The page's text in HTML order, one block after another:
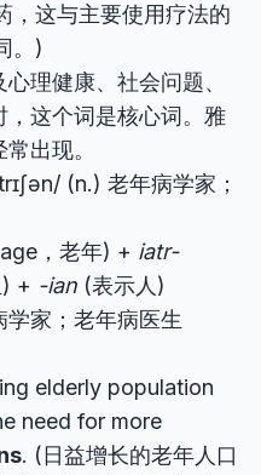
，这与主要使用疗法的
。)
心理健康、社会问题、
，这个词是核心词。雅
出现。
(n.) 老年病学家；
，老年) + iatr-
+ -ian (表示人)
学家；老年病医生
elderly population
need for more
. (日益增长的老年人口